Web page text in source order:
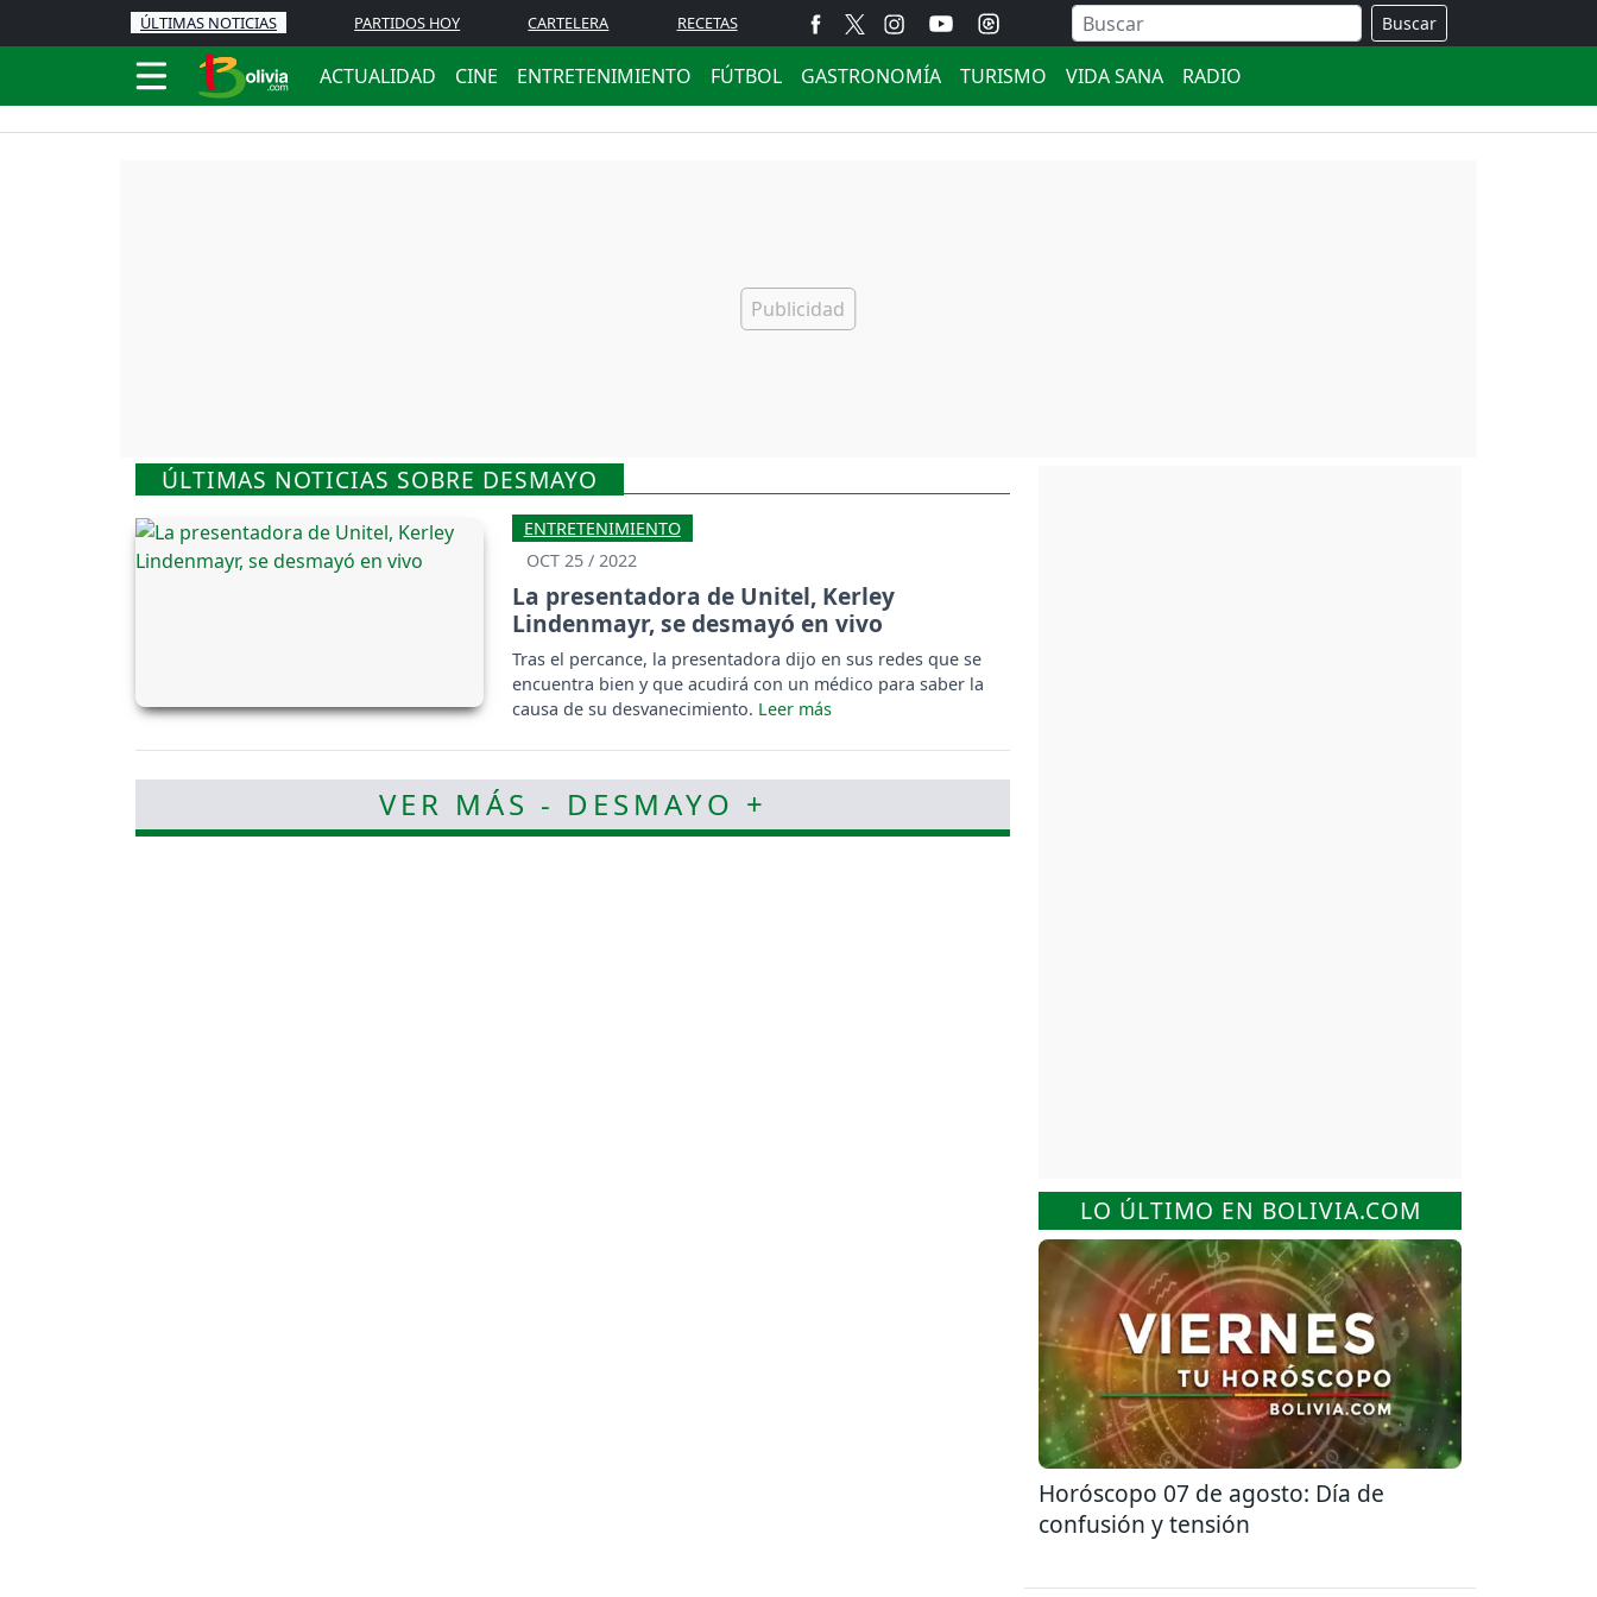
ÚLTIMAS NOTICIAS PARTIDOS HOY CARTELERA RECETAS Buscar
ACTUALIDAD CINE ENTRETENIMIENTO FÚTBOL GASTRONOMÍA TURISMO VIDA SANA RADIO
ÚLTIMAS NOTICIAS SOBRE DESMAYO
ENTRETENIMIENTO
OCT 25 / 2022
La presentadora de Unitel, Kerley
Lindenmayr, se desmayó en vivo
Tras el percance, la presentadora dijo en sus redes que se
encuentra bien y que acudirá con un médico para saber la
causa de su desvanecimiento.
VER MÁS - DESMAYO +
LO ÚLTIMO EN BOLIVIA.COM
Horóscopo 07 de agosto: Día de
confusión y tensión